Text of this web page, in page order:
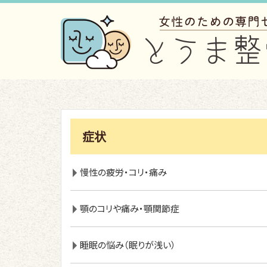
症状
慢性の疲労・コリ・痛み
顎のコリや痛み・顎関節症
睡眠の悩み（眠りが浅い）